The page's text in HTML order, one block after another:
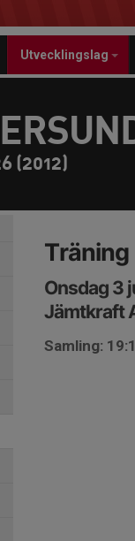
Utvecklingslag
(2012)
Träning
Onsdag 3
Jämtkraft
Samling: